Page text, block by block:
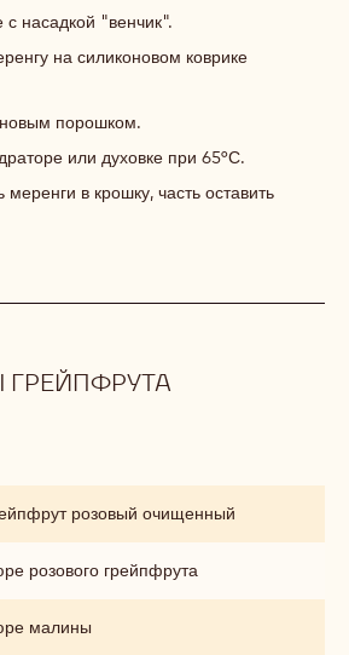
с насадкой "венчик".
на силиконовом коврике
порошком.
или духовке при 65°С.
меренги в крошку, часть оставить
розовый очищенный
розового грейпфрута
малины